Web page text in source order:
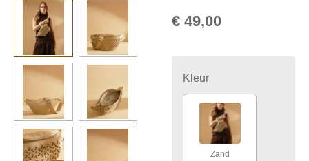
€ 49,00
Kleur
Zand